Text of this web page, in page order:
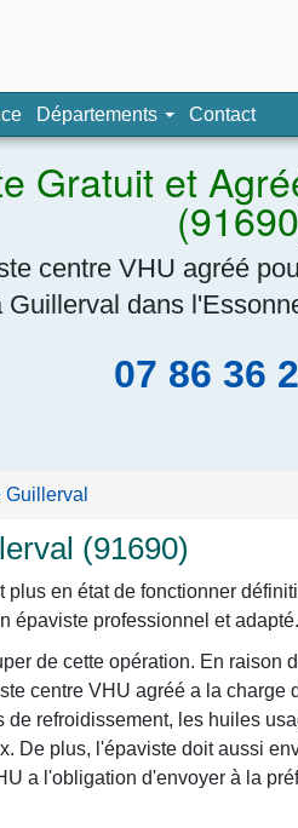
Départements
Navigation
Contact
Gratuit et
centre VHU agréé
Guillerval dans
07 86 36
Guillerval
(91690)
en état de fonctionner
épaviste professionnel et adapté.
de cette opération. En raison
centre VHU agréé a la charge
refroidissement, les huiles
De plus, l'épaviste doit aussi
a l'obligation d'envoyer à la